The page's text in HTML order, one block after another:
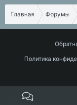
Главная Форумы
Политика